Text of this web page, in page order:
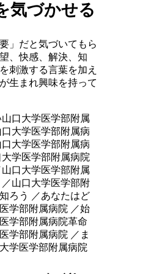
気づかせる
」だと気づいてもら
、快感、解決、知
刺激する言葉を加え
生まれ興味を持って
口大学医学部附属
大学医学部附属病
大学医学部附属病
学医学部附属病院
口大学医学部附属
山口大学医学部附
ろう ／あなたはど
学部附属病院 ／始
学部附属病院革命
学部附属病院 ／ま
学医学部附属病院